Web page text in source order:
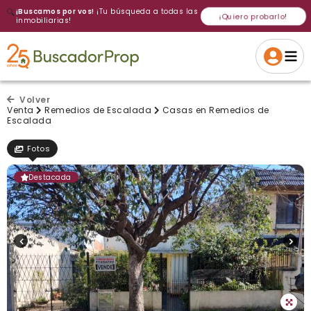
🔍¡Buscamos por vos! ¡Tu búsqueda a todas las
inmobiliarias!
¡Quiero probarlo!
Cancelar Si, eliminar
Gracias
Volver a intentar
Volver
Venta
Remedios de Escalada
Casas en Remedios de
Escalada
Fotos
Destacada